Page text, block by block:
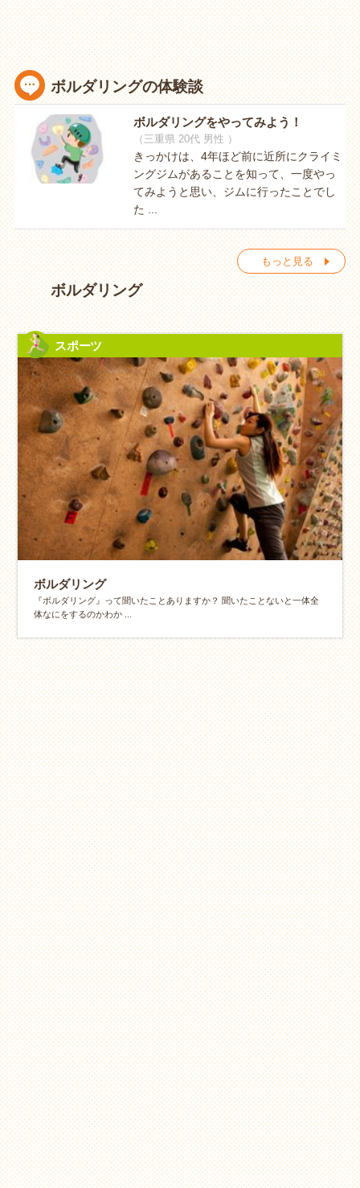
ボルダリングの体験談
ボルダリングをやってみよう！
（三重県 20代 男性 ）
きっかけは、4年ほど前に近所にクライミ
ングジムがあることを知って、一度やっ
てみようと思い、ジムに行ったことでし
た ...
もっと見る
ボルダリング
スポーツ
ボルダリング
『ボルダリング』って聞いたことありますか？ 聞いたことないと一体全
体なにをするのかわか ...